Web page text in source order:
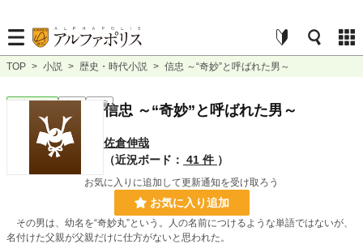
TOP > 小説 > 歴史・時代小説 > 信忠 ～“奇妙”と呼ばれた男～
歴史・時代 完結 長編信忠 ～“奇妙”と呼ばれた男～
佐倉伸哉
（近況ボード： 41 件 ）
お気に入りに追加して更新通知を受け取ろう
お気に入り追加
その男は、幼名を“奇妙丸”という。人の名前につけるような単語ではないが、
名付けた父親が父親だけに仕方がないと思われた。